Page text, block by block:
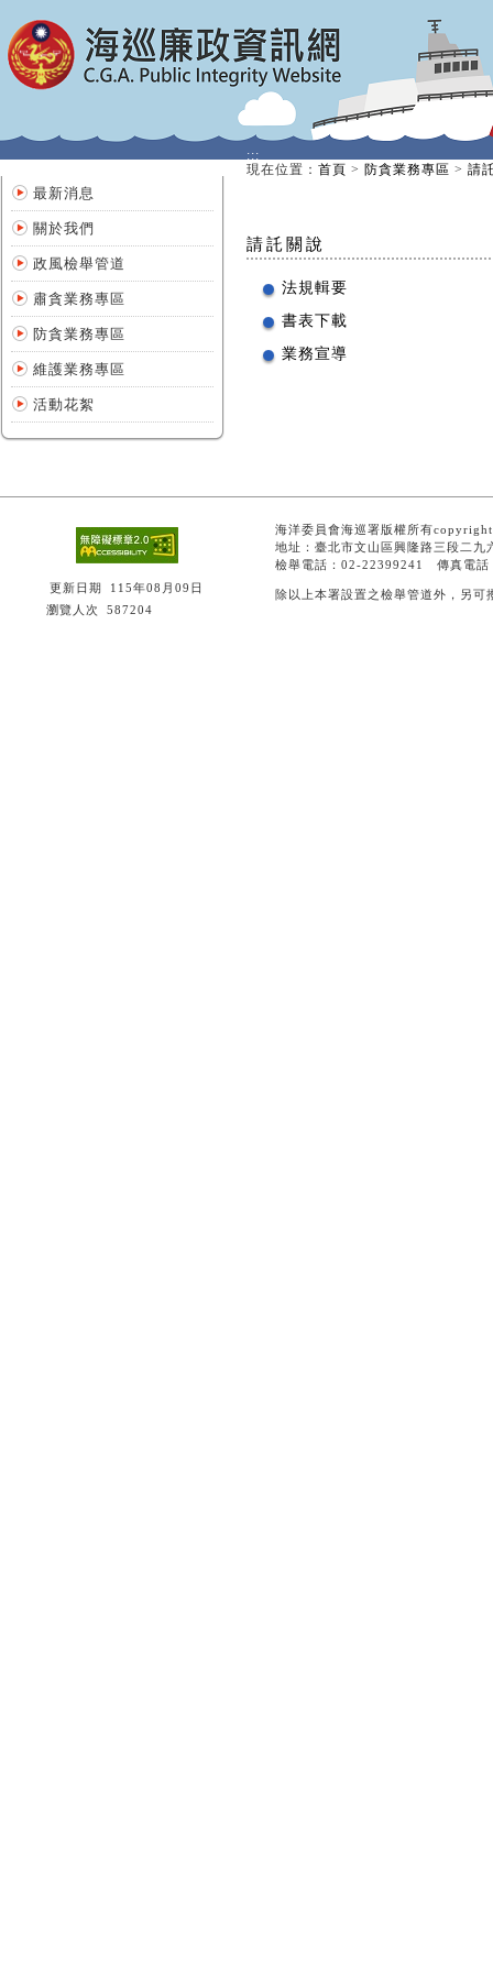
最新消息
關於我們
政風檢舉管道
肅貪業務專區
防貪業務專區
維護業務專區
活動花絮
:::
現在位置 ： 首頁 > 防貪業務專區 > 請
請託關說
法規輯要
書表下載
業務宣導
更新日期
115年08月09日
瀏覽人次
587204
海洋委員會海巡署版權所有
地址：臺北市文山區興隆路三段二
檢舉電話：02-22399241 傳真電話
除以上本署設置之檢舉管道外，另